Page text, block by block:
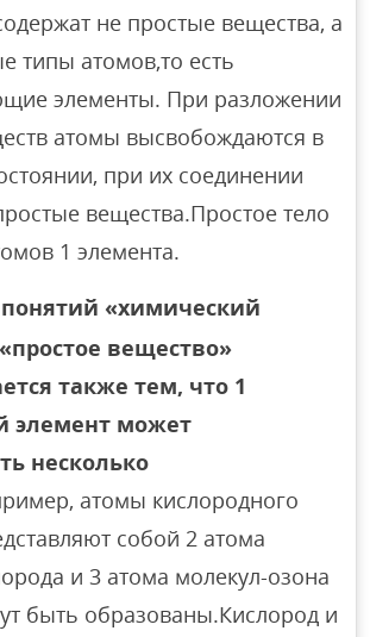
не простые вещества, а
типы атомов,то есть
элементы. При разложении
атомы высвобождаются в
при их соединении
вещества.Простое тело
1 элемента.
«химический
вещество»
также тем, что 1
элемент может
несколько
атомы кислородного
собой 2 атома
и 3 атома молекул-озона
быть образованы.Кислород и